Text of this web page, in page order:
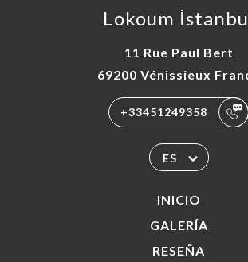
Lokoum
11 Rue Paul Bert
69200 Vénissieux
+33451249358
ES
INICIO
GALERÍA
RESEÑA